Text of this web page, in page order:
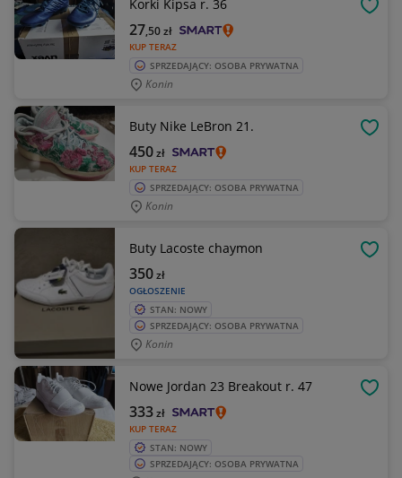
Korki Kipsa r. 36
KUP TERAZ
27,50zł
SPRZEDAJĄCY: OSOBA PRYWATNA
Konin
Buty Nike LeBron 21.
KUP TERAZ
450zł
SPRZEDAJĄCY: OSOBA PRYWATNA
Konin
Buty Lacoste chaymon
OGŁOSZENIE
350zł
STAN: NOWY
SPRZEDAJĄCY: OSOBA PRYWATNA
Konin
Nowe Jordan 23 Breakout r. 47
KUP TERAZ
333zł
STAN: NOWY
SPRZEDAJĄCY: OSOBA PRYWATNA